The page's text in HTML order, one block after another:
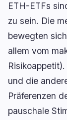
🔥 Aktuell
BULLISH
Trump:
BTC-
Coins zu
ETH-ETFs
zu sein. Die
bewegten
allem vom
und die
Präferenzen
pauschale